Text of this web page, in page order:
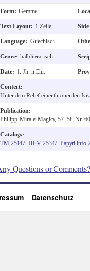
Form: Gemme
Text Layout: 1 Zeile
Language: Griechisch
Genre: halbliterarisch
Date: 1. Jh. n.Chr.
Content:
Unter dem Relief einer thronenden
Publication:
Philipp, Mira et Magica, 57–58, Nr.
Catalogs:
TM 25347 HGV 25347 Papyri.info
Questions or Comments?
Datenschutz